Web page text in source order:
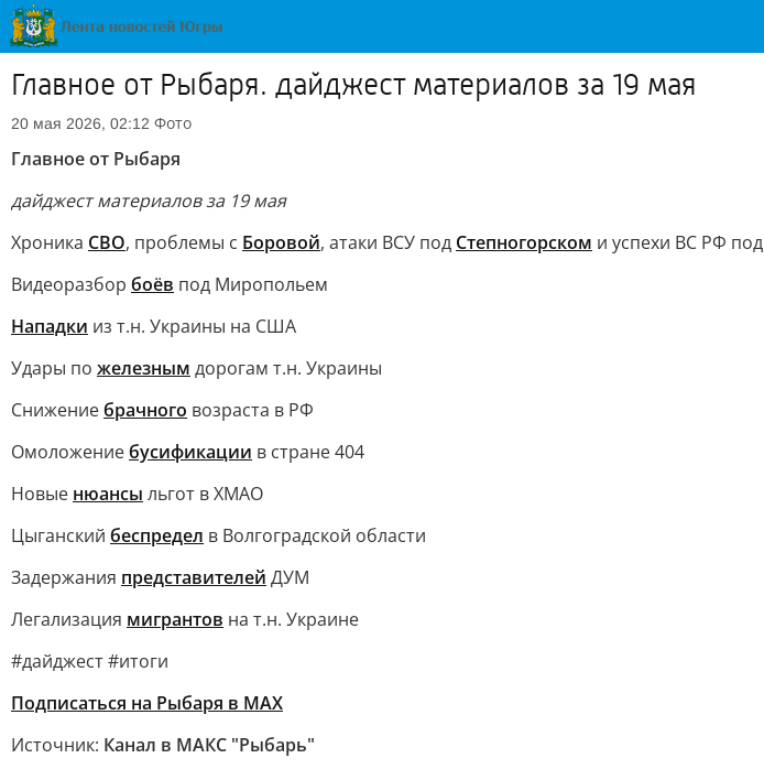
Главное от Рыбаря. дайджест материалов за 19 мая
20 мая 2026, 02:12 Фото
Главное от Рыбаря
дайджест материалов за 19 мая
Хроника СВО, проблемы с Боровой, атаки ВСУ под Степногорском и успехи ВС РФ под
Видеоразбор боёв под Миропольем
Нападки из т.н. Украины на США
Удары по железным дорогам т.н. Украины
Снижениебрачного возраста в РФ
Омоложениебусификации в стране 404
Новые нюансы льгот в ХМАО
Цыганский беспредел в Волгоградской области
Задержания представителей ДУМ
Легализация мигрантов на т.н. Украине
#дайджест #итоги
Подписаться на Рыбаря в МАХ
Источник: Канал в МАКС "Рыбарь"